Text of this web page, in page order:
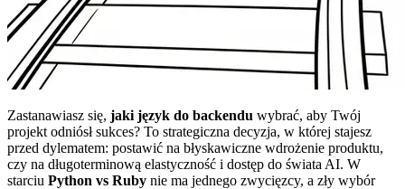
Zastanawiasz się, jaki język do backendu wybrać, aby Twój
projekt odniósł sukces? To strategiczna decyzja, w której stajesz
przed dylematem: postawić na błyskawiczne wdrożenie produktu,
czy na długoterminową elastyczność i dostęp do świata AI. W
starciu Python vs Ruby nie ma jednego zwycięzcy, a zły wybór